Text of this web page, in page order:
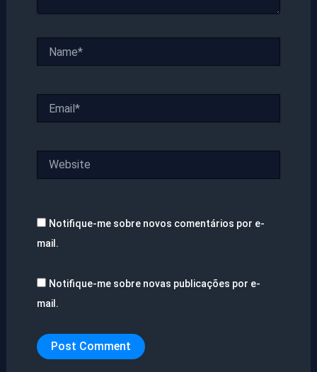
Notifique-me sobre novos comentários por e-
mail.
Notifique-me sobre novas publicações por e-
mail.